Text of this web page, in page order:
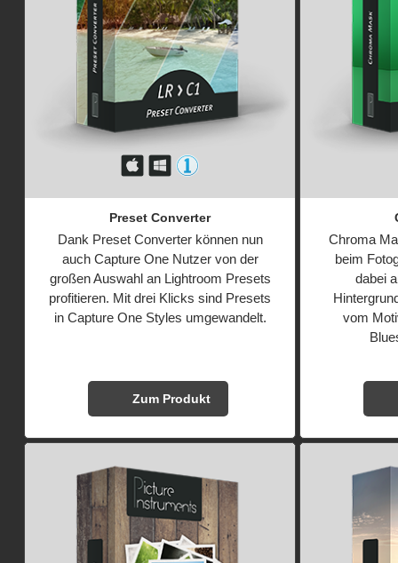
Preset Converter
Dank Preset Converter können nun
auch Capture One Nutzer von der
großen Auswahl an Lightroom Presets
profitieren. Mit drei Klicks sind Presets
in Capture One Styles umgewandelt.
Zum Produkt
Chroma
beim
dabei
vom